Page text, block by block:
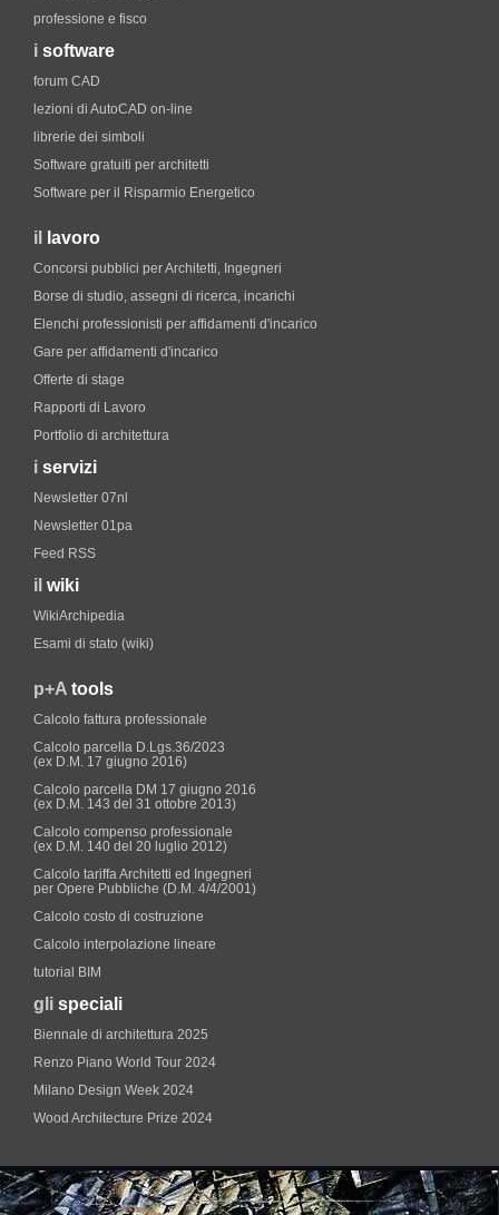
professione e fisco
i software
forum CAD
lezioni di AutoCAD on-line
librerie dei simboli
Software gratuiti per architetti
Software per il Risparmio Energetico
il lavoro
Concorsi pubblici per Architetti, Ingegneri
Borse di studio, assegni di ricerca, incarichi
Elenchi professionisti per affidamenti d'incarico
Gare per affidamenti d'incarico
Offerte di stage
Rapporti di Lavoro
Portfolio di architettura
i servizi
Newsletter 07nl
Newsletter 01pa
Feed RSS
il wiki
WikiArchipedia
Esami di stato (wiki)
p+A tools
Calcolo fattura professionale
Calcolo parcella D.Lgs.36/2023
(ex D.M. 17 giugno 2016)
Calcolo parcella DM 17 giugno 2016
(ex D.M. 143 del 31 ottobre 2013)
Calcolo compenso professionale
(ex D.M. 140 del 20 luglio 2012)
Calcolo tariffa Architetti ed Ingegneri
per Opere Pubbliche (D.M. 4/4/2001)
Calcolo costo di costruzione
Calcolo interpolazione lineare
tutorial BIM
gli speciali
Biennale di architettura 2025
Renzo Piano World Tour 2024
Milano Design Week 2024
Wood Architecture Prize 2024